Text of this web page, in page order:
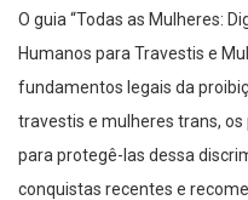
O guia “Todas as Mulheres:
Humanos para Travestis e
fundamentos legais da
travestis e mulheres trans,
para protegê-las dessa
conquistas recentes e